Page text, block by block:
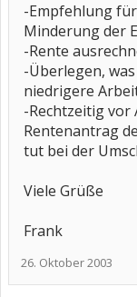
-Empfehlung
Minderung der
-Rente
-Überlegen,
niedrigere
-Rechtzeitig vor
Rentenantrag
tut bei der
Viele Grüße
Frank
26. Oktober 2003